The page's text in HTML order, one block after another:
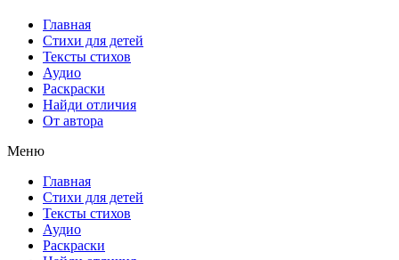
Главная
Стихи для детей
Тексты стихов
Аудио
Раскраски
Найди отличия
От автора
Меню
Главная
Стихи для детей
Тексты стихов
Аудио
Раскраски